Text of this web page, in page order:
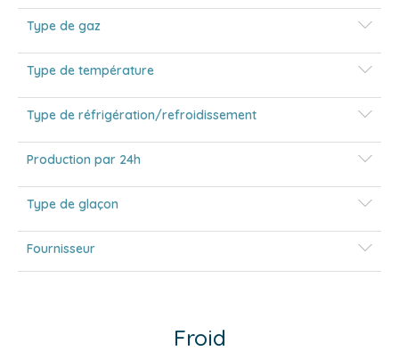
Type de gaz
Type de température
Type de réfrigération/refroidissement
Production par 24h
Type de glaçon
Fournisseur
Froid